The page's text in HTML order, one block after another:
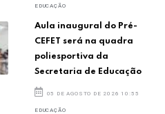
EDUCAÇÃO
Aula inaugural do Pré-
CEFET será na quadra
poliesportiva da
Secretaria de Educação
05 DE AGOSTO DE 2026 10:55
EDUCAÇÃO